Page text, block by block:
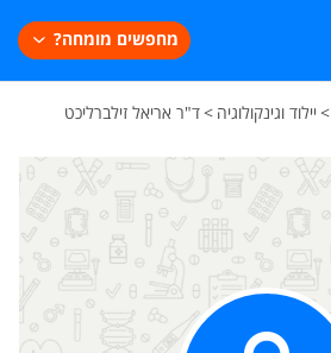
מחפשים מומחה?
>יילוד וגינקולוגיה >ד"ר אריאל זילברליכט